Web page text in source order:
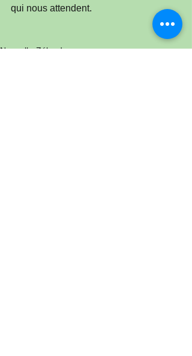
qui nous attendent.
Nouvelle-Zélande